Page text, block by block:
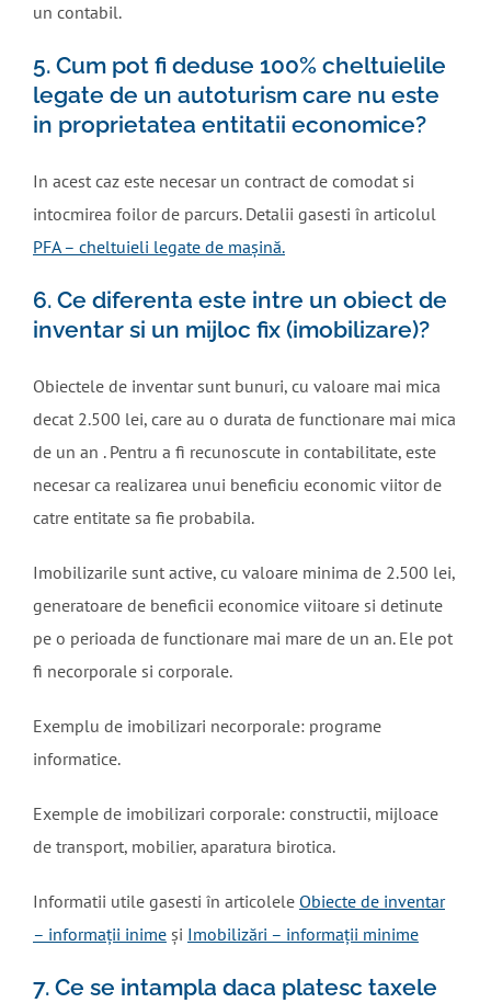
un contabil.
5. Cum pot fi deduse 100% cheltuielile
legate de un autoturism care nu este
in proprietatea entitatii economice?
In acest caz este necesar un contract de comodat si
intocmirea foilor de parcurs. Detalii gasesti în articolul
PFA – cheltuieli legate de mașină.
6. Ce diferenta este intre un obiect de
inventar si un mijloc fix (imobilizare)?
Obiectele de inventar sunt bunuri, cu valoare mai mica
decat 2.500 lei, care au o durata de functionare mai mica
de un an . Pentru a fi recunoscute in contabilitate, este
necesar ca realizarea unui beneficiu economic viitor de
catre entitate sa fie probabila.
Imobilizarile sunt active, cu valoare minima de 2.500 lei,
generatoare de beneficii economice viitoare si detinute
pe o perioada de functionare mai mare de un an. Ele pot
fi necorporale si corporale.
Exemplu de imobilizari necorporale: programe
informatice.
Exemple de imobilizari corporale: constructii, mijloace
de transport, mobilier, aparatura birotica.
Informatii utile gasesti în articolele Obiecte de inventar
– informații inime și Imobilizări – informații minime
7. Ce se intampla daca platesc taxele